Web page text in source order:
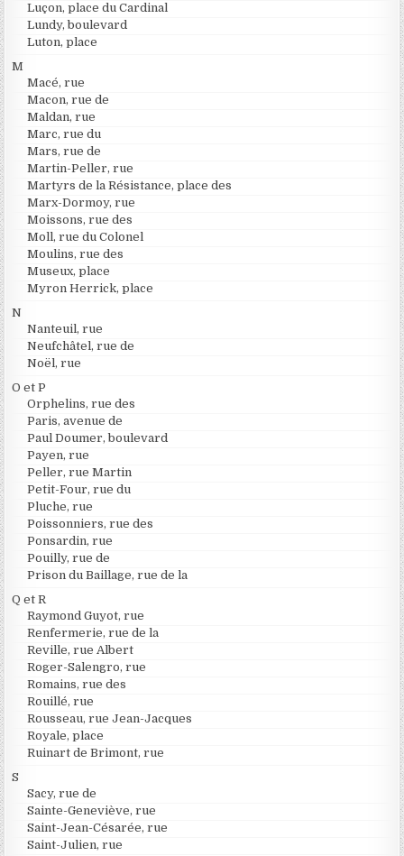
Luçon, place du Cardinal
Lundy, boulevard
Luton, place
M
Macé, rue
Macon, rue de
Maldan, rue
Marc, rue du
Mars, rue de
Martin-Peller, rue
Martyrs de la Résistance, place des
Marx-Dormoy, rue
Moissons, rue des
Moll, rue du Colonel
Moulins, rue des
Museux, place
Myron Herrick, place
N
Nanteuil, rue
Neufchâtel, rue de
Noël, rue
O et P
Orphelins, rue des
Paris, avenue de
Paul Doumer, boulevard
Payen, rue
Peller, rue Martin
Petit-Four, rue du
Pluche, rue
Poissonniers, rue des
Ponsardin, rue
Pouilly, rue de
Prison du Baillage, rue de la
Q et R
Raymond Guyot, rue
Renfermerie, rue de la
Reville, rue Albert
Roger-Salengro, rue
Romains, rue des
Rouillé, rue
Rousseau, rue Jean-Jacques
Royale, place
Ruinart de Brimont, rue
S
Sacy, rue de
Sainte-Geneviève, rue
Saint-Jean-Césarée, rue
Saint-Julien, rue